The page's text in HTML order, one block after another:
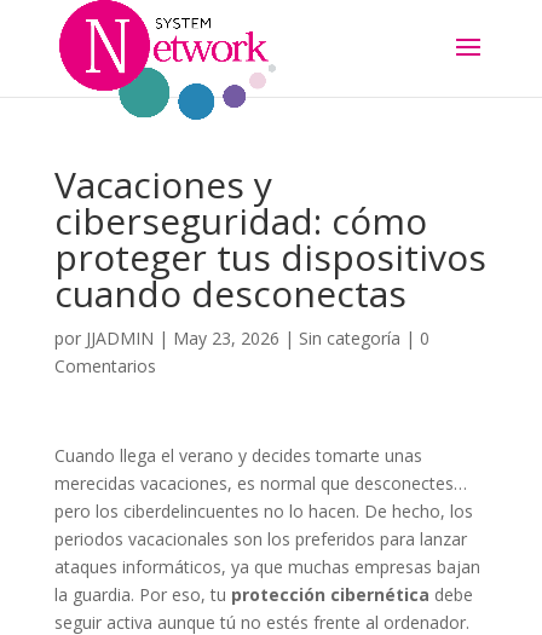
Vacaciones y
ciberseguridad: cómo
proteger tus dispositivos
cuando desconectas
por JJADMIN | May 23, 2026 | Sin categoría | 0
Comentarios
Cuando llega el verano y decides tomarte unas
merecidas vacaciones, es normal que desconectes…
pero los ciberdelincuentes no lo hacen. De hecho, los
periodos vacacionales son los preferidos para lanzar
ataques informáticos, ya que muchas empresas bajan
la guardia. Por eso, tu protección cibernética debe
seguir activa aunque tú no estés frente al ordenador.